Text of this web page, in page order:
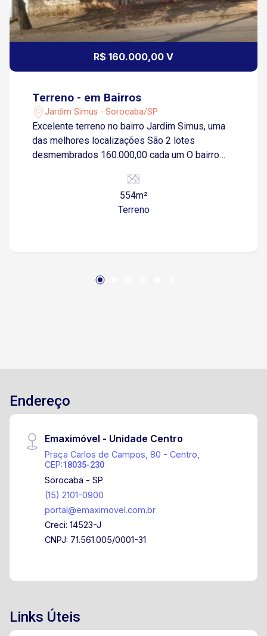
R$ 160.000,00 V
Terreno - em Bairros
Jardim Simus - Sorocaba/SP
Excelente terreno no bairro Jardim Simus, uma
das melhores localizações São 2 lotes
desmembrados 160.000,00 cada um O bairro
de comércio e serviços, como supermercados,
escolas, farmácias e muito mais.
554m²
Terreno
Endereço
Emaximóvel - Unidade Centro
Praça Carlos de Campos, 80 - Centro,
CEP:18035-230
Sorocaba - SP
(15) 2101-0900
portal@emaximovel.com.br
Creci: 14523-J
CNPJ: 71.561.005/0001-31
Links Úteis